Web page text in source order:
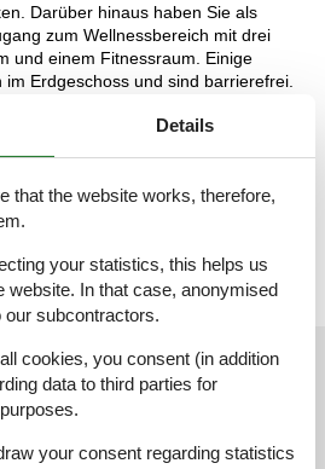
Darüber hinaus haben Sie als
zum Wellnessbereich mit drei
und einem Fitnessraum. Einige
Erdgeschoss und sind barrierefrei.
Sie dann telefonisch Kontakt mit
kann variieren. Die Grundrisse und
Eindruck, dienen aber nur zur
Our guest reviewsExternal reviews
Details
that the website works, therefore,
your statistics, this helps us
website. In that case, anonymised
our subcontractors.
cookies, you consent (in addition
data to third parties for
your consent regarding statistics